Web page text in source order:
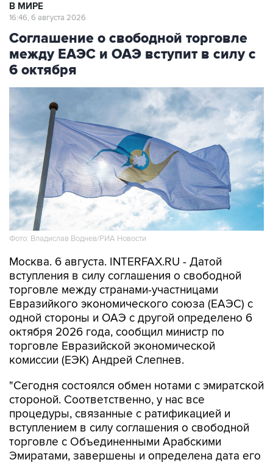
В МИРЕ
16:46, 6 августа 2026
Соглашение о свободной торговле
между ЕАЭС и ОАЭ вступит в силу с
6 октября
Фото: Владислав Воднев/РИА Новости
Москва. 6 августа. INTERFAX.RU - Датой
вступления в силу соглашения о свободной
торговле между странами-участницами
Евразийкого экономического союза (ЕАЭС) с
одной стороны и ОАЭ с другой определено 6
октября 2026 года, сообщил министр по
торговле Евразийской экономической
комиссии (ЕЭК) Андрей Слепнев.
"Сегодня состоялся обмен нотами с эмиратской
стороной. Соответственно, у нас все
процедуры, связанные с ратификацией и
вступлением в силу соглашения о свободной
торговле с Объединенными Арабскими
Эмиратами, завершены и определена дата его